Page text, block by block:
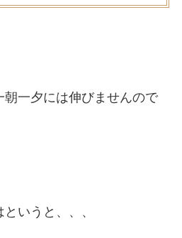
朝一夕には伸びませんので
いうと、、、